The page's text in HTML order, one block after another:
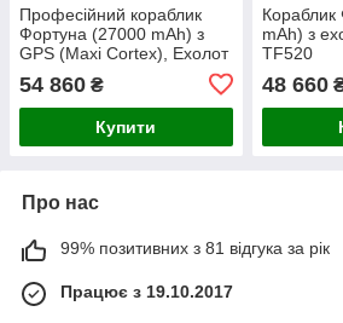
Професійний кораблик
Фортуна (27000 mAh) з
GPS (Maxi Cortex), Ехолот
54 860 ₴
Купити
mAh) з
TF520
48 660
Про нас
99% позитивних з 81 відгука за рік
Працює з 19.10.2017